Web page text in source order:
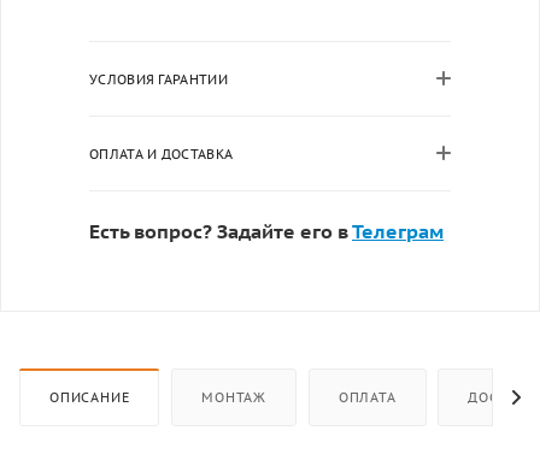
УСЛОВИЯ ГАРАНТИИ
ОПЛАТА И ДОСТАВКА
Есть вопрос? Задайте его вТелеграм
ОПИСАНИЕ МОНТАЖ ОПЛАТА